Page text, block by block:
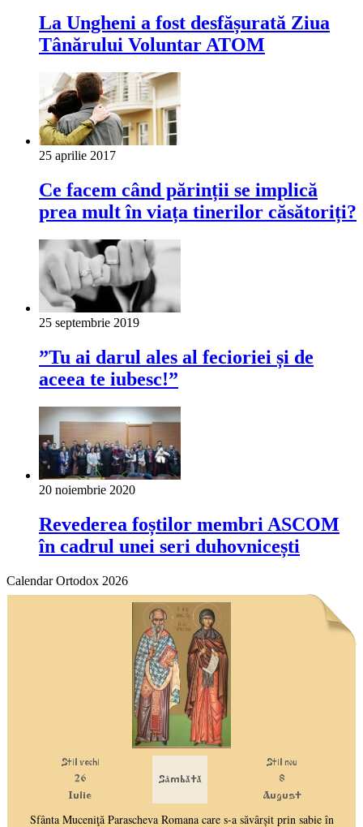
La Ungheni a fost desfășurată Ziua
Tânărului Voluntar ATOM
25 aprilie 2017
Ce facem când părinții se implică
prea mult în viața tinerilor căsătoriți?
25 septembrie 2019
”Tu ai darul ales al fecioriei și de
aceea te iubesc!”
20 noiembrie 2020
Revederea foștilor membri ASCOM
în cadrul unei seri duhovnicești
Calendar Ortodox 2026